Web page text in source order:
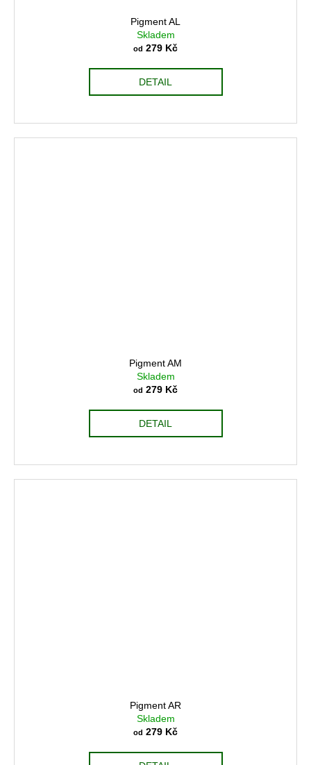
Pigment AL
Skladem
od 279 Kč
DETAIL
Pigment AM
Skladem
od 279 Kč
DETAIL
Pigment AR
Skladem
od 279 Kč